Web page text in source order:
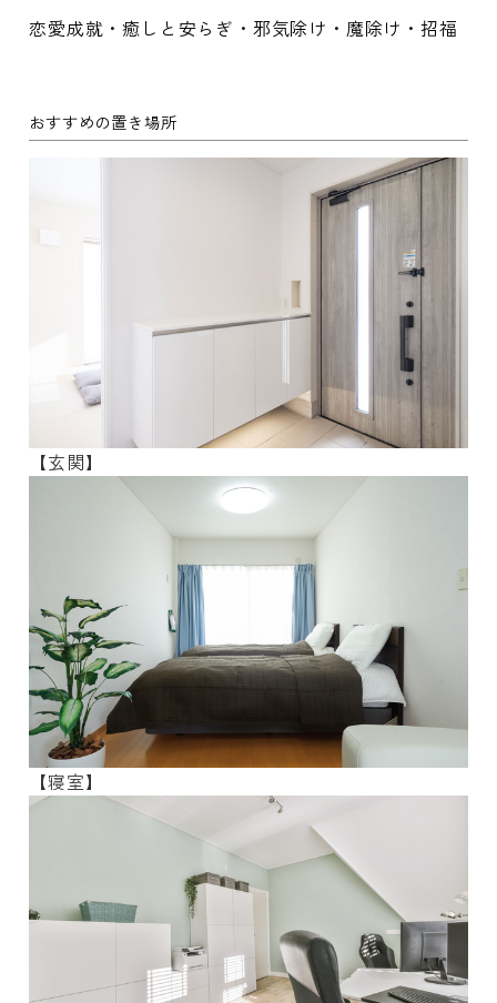
恋愛成就・癒しと安らぎ・邪気除け・魔除け・招福
おすすめの置き場所
【玄関】
【寝室】